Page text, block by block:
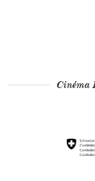
Cinéma